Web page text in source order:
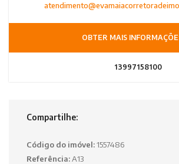
OBTER MAIS
13997158100
Compartilhe:
Código do imóvel:1557486
Referência:A13